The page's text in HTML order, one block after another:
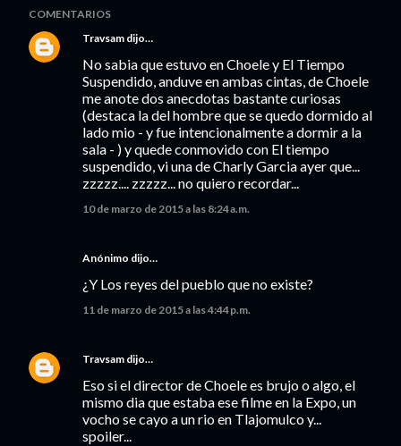
COMENTARIOS
Travsam dijo…
No sabia que estuvo en Choele y El Tiempo
Suspendido, anduve en ambas cintas, de Choele
me anote dos anecdotas bastante curiosas
(destaca la del hombre que se quedo dormido al
lado mio - y fue intencionalmente a dormir a la
sala - ) y quede conmovido con El tiempo
suspendido, vi una de Charly Garcia ayer que...
zzzzz.... zzzzz... no quiero recordar...
10 de marzo de 2015 a las 8:24 a.m.
Anónimo dijo…
¿Y Los reyes del pueblo que no existe?
11 de marzo de 2015 a las 4:44 p.m.
Travsam dijo…
Eso si el director de Choele es brujo o algo, el
mismo dia que estaba ese filme en la Expo, un
vocho se cayo a un rio en Tlajomulco y...
spoiler...